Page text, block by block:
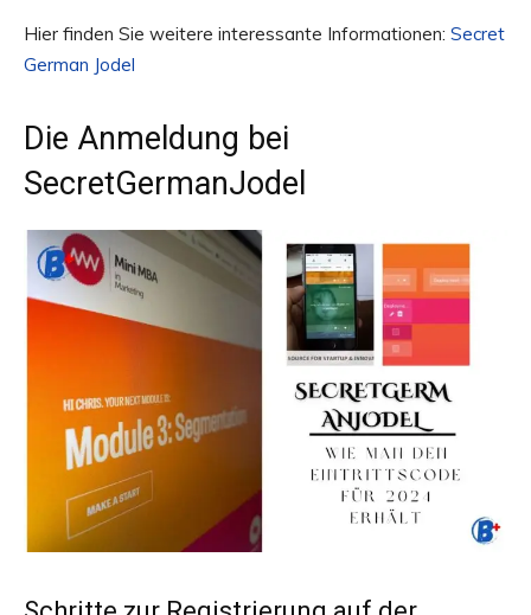
Hier finden Sie weitere interessante Informationen: Secret
German Jodel
Die Anmeldung bei
SecretGermanJodel